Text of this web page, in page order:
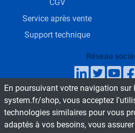
CGV
Service après vente
Support technique
Réseau
SAV & Service
Du Lundi au Vendredi
En poursuivant votre navigation sur
system.fr/shop, vous acceptez
technologies similaires pour vous
adaptés à vos besoins, vous